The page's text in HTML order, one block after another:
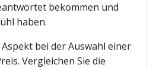
bekommen und
haben.
bei der Auswahl einer
Vergleichen Sie die